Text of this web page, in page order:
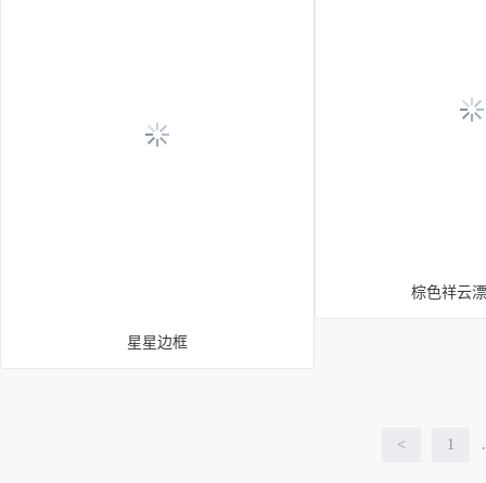
星星边框
棕色祥云
< 1